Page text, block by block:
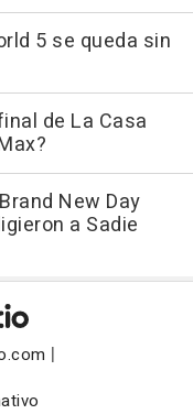
5 se queda sin
de La Casa
New Day
a Sadie
|